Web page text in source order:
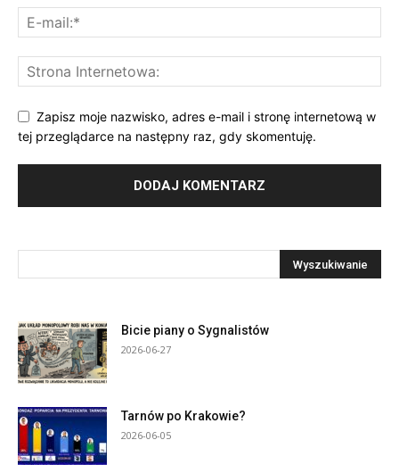
Zapisz moje nazwisko, adres e-mail i stronę internetową w
tej przeglądarce na następny raz, gdy skomentuję.
Bicie piany o Sygnalistów
2026-06-27
Tarnów po Krakowie?
2026-06-05